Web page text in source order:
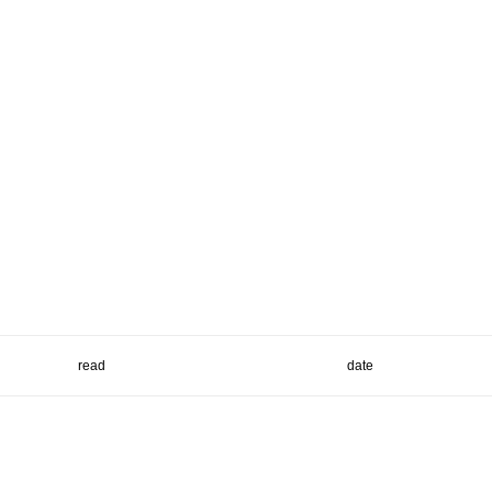
read date